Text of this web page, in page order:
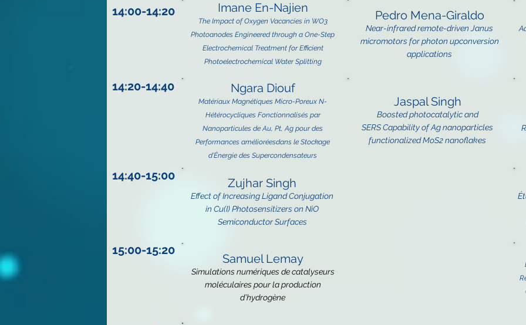
14:00-14:20
14:20-14:40
14:40-15:00
15:00-15:20
Imane En-Najien
The Impact of Oxygen Vacancies in WO3
Photoanodes Engineered through a One-Step
Electrochemical Treatment for Efficient
Photoelectrochemical Water Splitting
Pedro Mena-Giraldo
Near-infrared remote-driven Janus
micromotors for photon upconversion
applications
Ngara Diouf
Matériaux Magnétiques Micro-Poreux N-
Hétérocycliques Fonctionnalisés par
Nanoparticules de Au, Pt, Ag pour des
Performances amélioréesdans le Stockage
d’Énergie des Supercondensateurs
Jaspal Singh
Boosted photocatalytic and
SERSCapability of Ag nanoparticles
functionalized MoS2 nanoflakes
Zujhar Singh
Effect of Increasing Ligand Conjugation
in Cu(I) Photosensitizers on NiO
Semiconductor Surfaces
Samuel Lemay
Simulations numériques de catalyseurs
moléculaires pour la production
d’hydrogène